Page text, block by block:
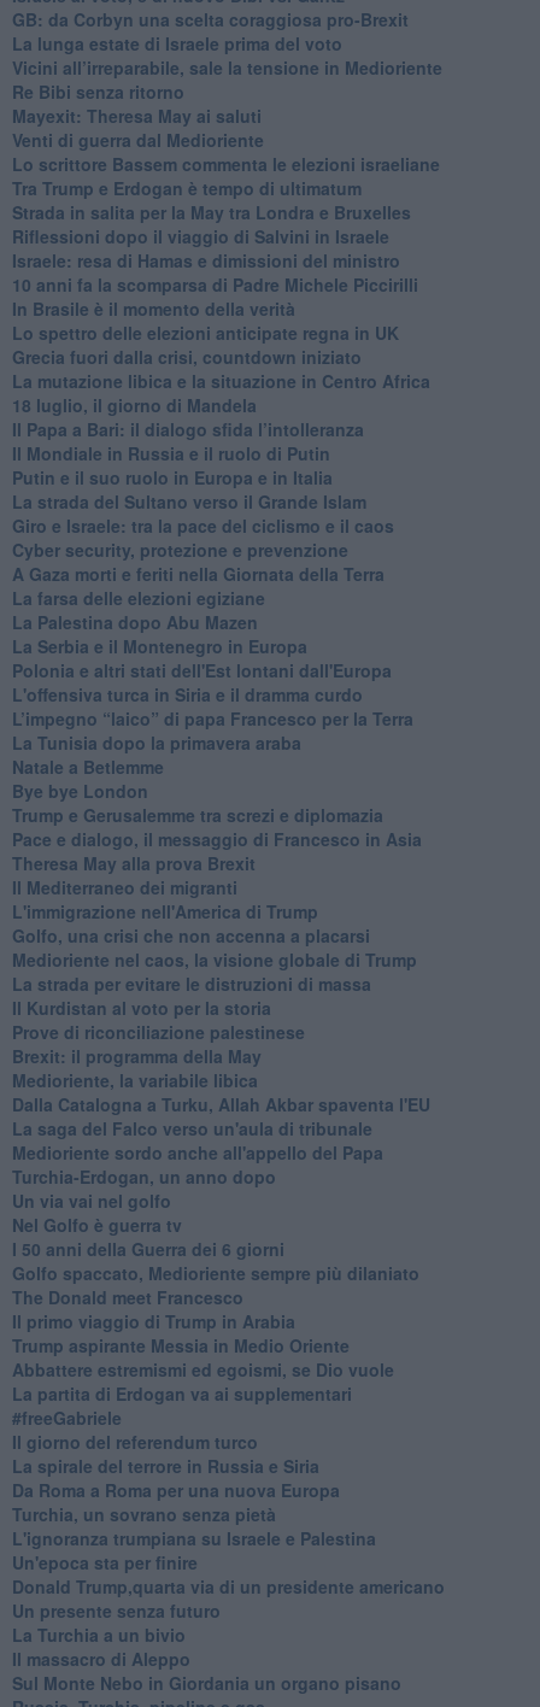
GB: da Corbyn una scelta coraggiosa pro-Brexit
La lunga estate di Israele prima del voto
Vicini all’irreparabile, sale la tensione in Medioriente
Re Bibi senza ritorno
Mayexit: Theresa May ai saluti
Venti di guerra dal Medioriente
Lo scrittore Bassem commenta le elezioni israeliane
Tra Trump e Erdogan è tempo di ultimatum
Strada in salita per la May tra Londra e Bruxelles
Riflessioni dopo il viaggio di Salvini in Israele
Israele: resa di Hamas e dimissioni del ministro
10 anni fa la scomparsa di Padre Michele Piccirilli
In Brasile è il momento della verità
Lo spettro delle elezioni anticipate regna in UK
Grecia fuori dalla crisi, countdown iniziato
La mutazione libica e la situazione in Centro Africa
18 luglio, il giorno di Mandela
Il Papa a Bari: il dialogo sfida l’intolleranza
Il Mondiale in Russia e il ruolo di Putin
Putin e il suo ruolo in Europa e in Italia
La strada del Sultano verso il Grande Islam
Giro e Israele: tra la pace del ciclismo e il caos
Cyber security, protezione e prevenzione
A Gaza morti e feriti nella Giornata della Terra
La farsa delle elezioni egiziane
La Palestina dopo Abu Mazen
La Serbia e il Montenegro in Europa
Polonia e altri stati dell'Est lontani dall'Europa
L'offensiva turca in Siria e il dramma curdo
L’impegno “laico” di papa Francesco per la Terra
La Tunisia dopo la primavera araba
Natale a Betlemme
Bye bye London
Trump e Gerusalemme tra screzi e diplomazia
Pace e dialogo, il messaggio di Francesco in Asia
Theresa May alla prova Brexit
Il Mediterraneo dei migranti
L'immigrazione nell'America di Trump
Golfo, una crisi che non accenna a placarsi
Medioriente nel caos, la visione globale di Trump
La strada per evitare le distruzioni di massa
Il Kurdistan al voto per la storia
Prove di riconciliazione palestinese
Brexit: il programma della May
Medioriente, la variabile libica
Dalla Catalogna a Turku, Allah Akbar spaventa l'EU
La saga del Falco verso un'aula di tribunale
Medioriente sordo anche all'appello del Papa
Turchia-Erdogan, un anno dopo
Un via vai nel golfo
Nel Golfo è guerra tv
I 50 anni della Guerra dei 6 giorni
Golfo spaccato, Medioriente sempre più dilaniato
The Donald meet Francesco
Il primo viaggio di Trump in Arabia
Trump aspirante Messia in Medio Oriente
Abbattere estremismi ed egoismi, se Dio vuole
La partita di Erdogan va ai supplementari
#freeGabriele
Il giorno del referendum turco
La spirale del terrore in Russia e Siria
Da Roma a Roma per una nuova Europa
Turchia, un sovrano senza pietà
L'ignoranza trumpiana su Israele e Palestina
Un'epoca sta per finire
Donald Trump,quarta via di un presidente americano
Un presente senza futuro
La Turchia a un bivio
Il massacro di Aleppo
Sul Monte Nebo in Giordania un organo pisano